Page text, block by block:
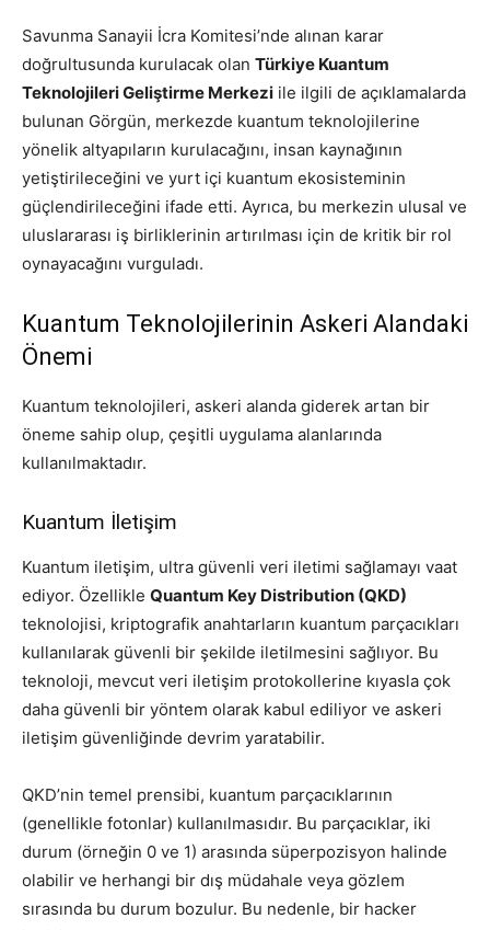
Savunma Sanayii İcra Komitesi’nde alınan karar
doğrultusunda kurulacak olan Türkiye Kuantum
Teknolojileri Geliştirme Merkezi ile ilgili de açıklamalarda
bulunan Görgün, merkezde kuantum teknolojilerine
yönelik altyapıların kurulacağını, insan kaynağının
yetiştirileceğini ve yurt içi kuantum ekosisteminin
güçlendirileceğini ifade etti. Ayrıca, bu merkezin ulusal ve
uluslararası iş birliklerinin artırılması için de kritik bir rol
oynayacağını vurguladı.
Kuantum Teknolojilerinin Askeri Alandaki
Önemi
Kuantum teknolojileri, askeri alanda giderek artan bir
öneme sahip olup, çeşitli uygulama alanlarında
kullanılmaktadır.
Kuantum İletişim
Kuantum iletişim, ultra güvenli veri iletimi sağlamayı vaat
ediyor. Özellikle Quantum Key Distribution (QKD)
teknolojisi, kriptografik anahtarların kuantum parçacıkları
kullanılarak güvenli bir şekilde iletilmesini sağlıyor. Bu
teknoloji, mevcut veri iletişim protokollerine kıyasla çok
daha güvenli bir yöntem olarak kabul ediliyor ve askeri
iletişim güvenliğinde devrim yaratabilir.
QKD’nin temel prensibi, kuantum parçacıklarının
(genellikle fotonlar) kullanılmasıdır. Bu parçacıklar, iki
durum (örneğin 0 ve 1) arasında süperpozisyon halinde
olabilir ve herhangi bir dış müdahale veya gözlem
sırasında bu durum bozulur. Bu nedenle, bir hacker